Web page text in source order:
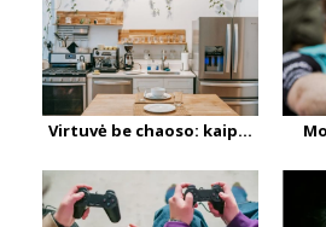
Virtuvė be chaoso: kaip...